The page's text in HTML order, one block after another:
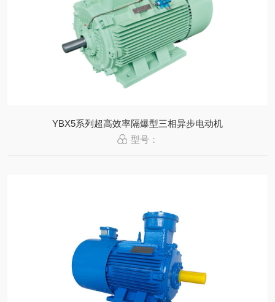
YBX5系列超高效率隔爆型三相异步电动机
型号：